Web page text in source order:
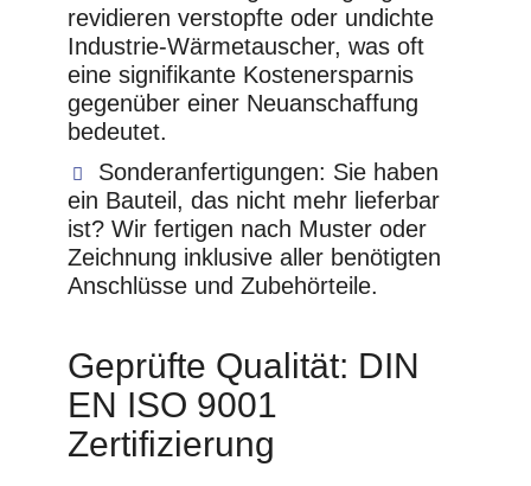
revidieren verstopfte oder undichte
Industrie-Wärmetauscher, was oft
eine signifikante Kostenersparnis
gegenüber einer Neuanschaffung
bedeutet.
Sonderanfertigungen: Sie haben
ein Bauteil, das nicht mehr lieferbar
ist? Wir fertigen nach Muster oder
Zeichnung inklusive aller benötigten
Anschlüsse und Zubehörteile.
Geprüfte Qualität: DIN
EN ISO 9001
Zertifizierung